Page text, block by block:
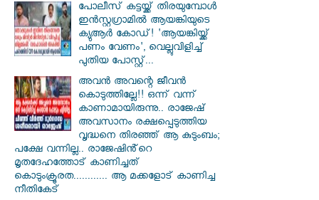
പോലീസ് കട്ടയ്ക്ക് തിരയുമ്പോൾ
ഇൻസ്റ്റഗ്രാമിൽ ആയങ്കിയുടെ
ക്യുആർ കോഡ്! 'ആയങ്കിയ്ക്ക്
പണം വേണം', വെല്ലുവിളിച്ച്
പുതിയ പോസ്റ്റ്...
അവൻ അവന്റെ ജീവൻ
കൊടുത്തില്ലേ!! ഒന്ന് വന്ന്
കാണാമായിരുന്നു.. രാജേഷ്
അവസാനം രക്ഷപ്പെടുത്തിയ
വൃദ്ധനെ തിരഞ്ഞ് ആ കുടുംബം;
പക്ഷേ വന്നില്ല.. രാജേഷിൻ്റെ
മൃതദേഹത്തോട് കാണിച്ചത്
കൊടുംക്രൂരത............ ആ മക്കളോട് കാണിച്ച
നീതികേട്